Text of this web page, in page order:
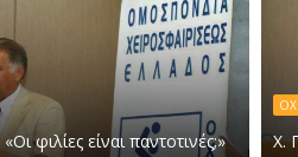
φιλίες είναι παντοτινές;» Χ.